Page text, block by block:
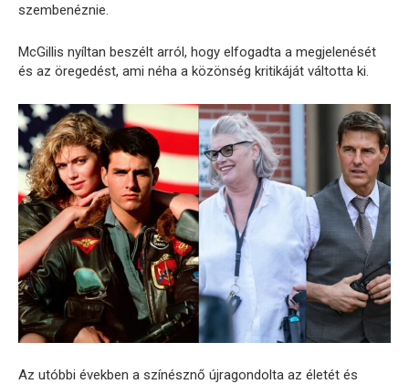
szembenéznie.
McGillis nyíltan beszélt arról, hogy elfogadta a megjelenését
és az öregedést, ami néha a közönség kritikáját váltotta ki.
Az utóbbi években a színésznő újragondolta az életét és